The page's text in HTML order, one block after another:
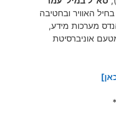
האוויר ובחטיבה
מערכות מידע,
אוניברסיטת